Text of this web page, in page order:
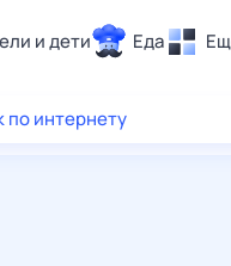
и дети Еда
по интернету